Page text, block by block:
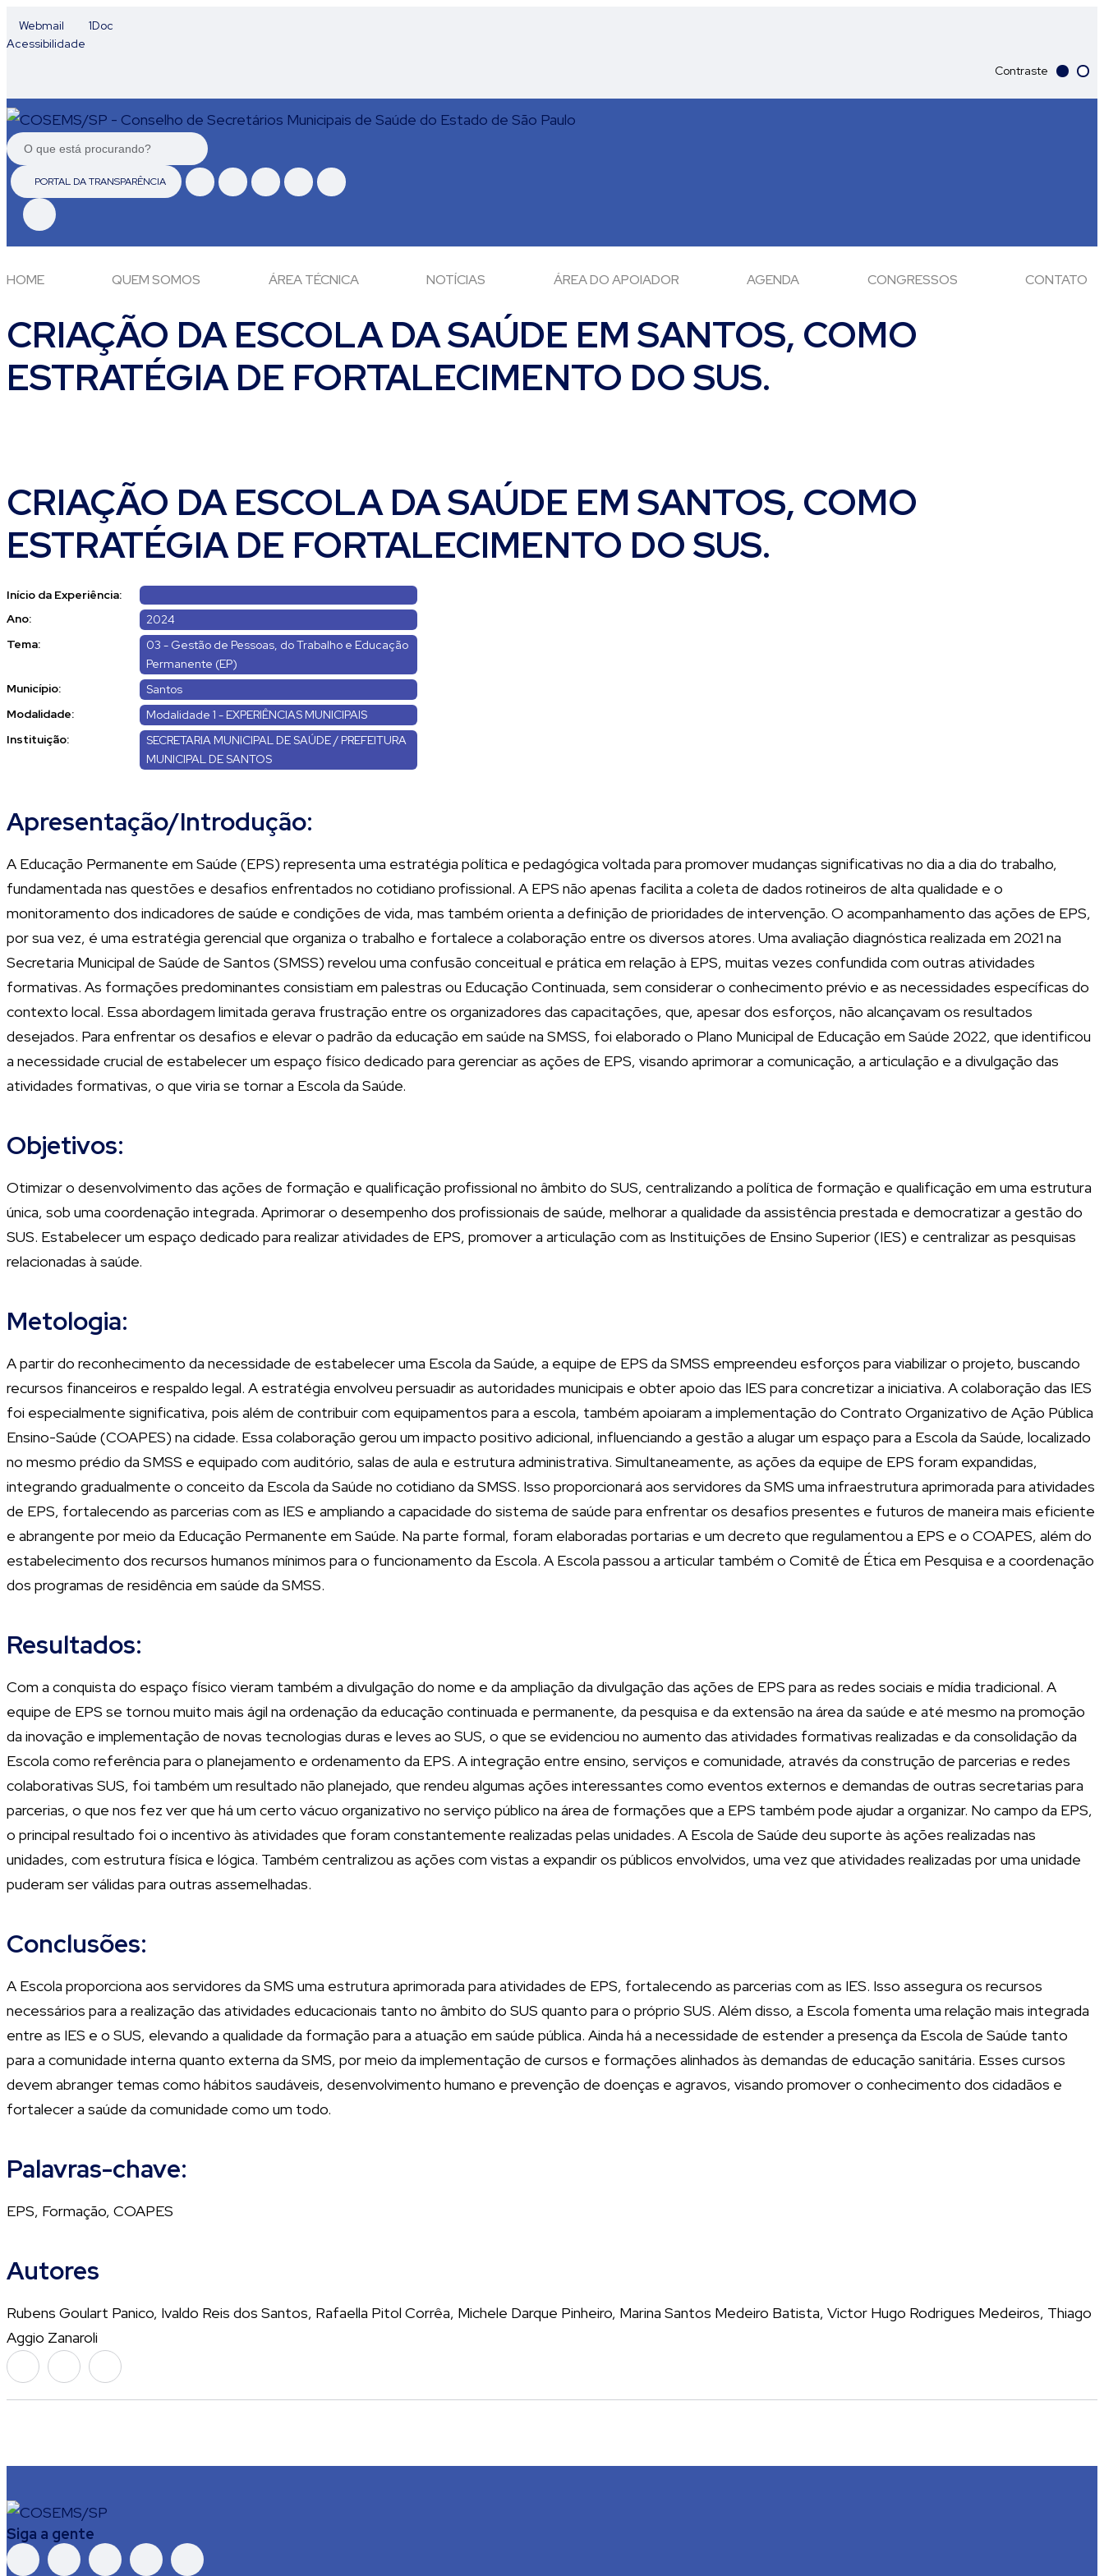
Webmail
1Doc
Acessibilidade
Contraste
PORTAL DA TRANSPARÊNCIA
HOME QUEM SOMOS ÁREA TÉCNICA NOTÍCIAS ÁREA DO APOIADOR AGENDA CONGRESSOS CONTATO
CRIAÇÃO DA ESCOLA DA SAÚDE EM SANTOS, COMO
ESTRATÉGIA DE FORTALECIMENTO DO SUS.
CRIAÇÃO DA ESCOLA DA SAÚDE EM SANTOS, COMO
ESTRATÉGIA DE FORTALECIMENTO DO SUS.
Início da Experiência:
Ano:
2024
Tema:
03 - Gestão de Pessoas, do Trabalho e Educação
Permanente (EP)
Município:
Santos
Modalidade:
Modalidade 1 - EXPERIÊNCIAS MUNICIPAIS
Instituição:
SECRETARIA MUNICIPAL DE SAÚDE / PREFEITURA
MUNICIPAL DE SANTOS
Apresentação/Introdução:
A Educação Permanente em Saúde (EPS) representa uma estratégia política e pedagógica voltada para promover mudanças significativas no dia a dia do trabalho,
fundamentada nas questões e desafios enfrentados no cotidiano profissional. A EPS não apenas facilita a coleta de dados rotineiros de alta qualidade e o
monitoramento dos indicadores de saúde e condições de vida, mas também orienta a definição de prioridades de intervenção. O acompanhamento das ações de EPS,
por sua vez, é uma estratégia gerencial que organiza o trabalho e fortalece a colaboração entre os diversos atores. Uma avaliação diagnóstica realizada em 2021 na
Secretaria Municipal de Saúde de Santos (SMSS) revelou uma confusão conceitual e prática em relação à EPS, muitas vezes confundida com outras atividades
formativas. As formações predominantes consistiam em palestras ou Educação Continuada, sem considerar o conhecimento prévio e as necessidades específicas do
contexto local. Essa abordagem limitada gerava frustração entre os organizadores das capacitações, que, apesar dos esforços, não alcançavam os resultados
desejados. Para enfrentar os desafios e elevar o padrão da educação em saúde na SMSS, foi elaborado o Plano Municipal de Educação em Saúde 2022, que identificou
a necessidade crucial de estabelecer um espaço físico dedicado para gerenciar as ações de EPS, visando aprimorar a comunicação, a articulação e a divulgação das
atividades formativas, o que viria se tornar a Escola da Saúde.
Objetivos:
Otimizar o desenvolvimento das ações de formação e qualificação profissional no âmbito do SUS, centralizando a política de formação e qualificação em uma estrutura
única, sob uma coordenação integrada. Aprimorar o desempenho dos profissionais de saúde, melhorar a qualidade da assistência prestada e democratizar a gestão do
SUS. Estabelecer um espaço dedicado para realizar atividades de EPS, promover a articulação com as Instituições de Ensino Superior (IES) e centralizar as pesquisas
relacionadas à saúde.
Metologia:
A partir do reconhecimento da necessidade de estabelecer uma Escola da Saúde, a equipe de EPS da SMSS empreendeu esforços para viabilizar o projeto, buscando
recursos financeiros e respaldo legal. A estratégia envolveu persuadir as autoridades municipais e obter apoio das IES para concretizar a iniciativa. A colaboração das IES
foi especialmente significativa, pois além de contribuir com equipamentos para a escola, também apoiaram a implementação do Contrato Organizativo de Ação Pública
Ensino-Saúde (COAPES) na cidade. Essa colaboração gerou um impacto positivo adicional, influenciando a gestão a alugar um espaço para a Escola da Saúde, localizado
no mesmo prédio da SMSS e equipado com auditório, salas de aula e estrutura administrativa. Simultaneamente, as ações da equipe de EPS foram expandidas,
integrando gradualmente o conceito da Escola da Saúde no cotidiano da SMSS. Isso proporcionará aos servidores da SMS uma infraestrutura aprimorada para atividades
de EPS, fortalecendo as parcerias com as IES e ampliando a capacidade do sistema de saúde para enfrentar os desafios presentes e futuros de maneira mais eficiente
e abrangente por meio da Educação Permanente em Saúde. Na parte formal, foram elaboradas portarias e um decreto que regulamentou a EPS e o COAPES, além do
estabelecimento dos recursos humanos mínimos para o funcionamento da Escola. A Escola passou a articular também o Comitê de Ética em Pesquisa e a coordenação
dos programas de residência em saúde da SMSS.
Resultados:
Com a conquista do espaço físico vieram também a divulgação do nome e da ampliação da divulgação das ações de EPS para as redes sociais e mídia tradicional. A
equipe de EPS se tornou muito mais ágil na ordenação da educação continuada e permanente, da pesquisa e da extensão na área da saúde e até mesmo na promoção
da inovação e implementação de novas tecnologias duras e leves ao SUS, o que se evidenciou no aumento das atividades formativas realizadas e da consolidação da
Escola como referência para o planejamento e ordenamento da EPS. A integração entre ensino, serviços e comunidade, através da construção de parcerias e redes
colaborativas SUS, foi também um resultado não planejado, que rendeu algumas ações interessantes como eventos externos e demandas de outras secretarias para
parcerias, o que nos fez ver que há um certo vácuo organizativo no serviço público na área de formações que a EPS também pode ajudar a organizar. No campo da EPS,
o principal resultado foi o incentivo às atividades que foram constantemente realizadas pelas unidades. A Escola de Saúde deu suporte às ações realizadas nas
unidades, com estrutura física e lógica. Também centralizou as ações com vistas a expandir os públicos envolvidos, uma vez que atividades realizadas por uma unidade
puderam ser válidas para outras assemelhadas.
Conclusões:
A Escola proporciona aos servidores da SMS uma estrutura aprimorada para atividades de EPS, fortalecendo as parcerias com as IES. Isso assegura os recursos
necessários para a realização das atividades educacionais tanto no âmbito do SUS quanto para o próprio SUS. Além disso, a Escola fomenta uma relação mais integrada
entre as IES e o SUS, elevando a qualidade da formação para a atuação em saúde pública. Ainda há a necessidade de estender a presença da Escola de Saúde tanto
para a comunidade interna quanto externa da SMS, por meio da implementação de cursos e formações alinhados às demandas de educação sanitária. Esses cursos
devem abranger temas como hábitos saudáveis, desenvolvimento humano e prevenção de doenças e agravos, visando promover o conhecimento dos cidadãos e
fortalecer a saúde da comunidade como um todo.
Palavras-chave:
EPS, Formação, COAPES
Autores
Rubens Goulart Panico, Ivaldo Reis dos Santos, Rafaella Pitol Corrêa, Michele Darque Pinheiro, Marina Santos Medeiro Batista, Victor Hugo Rodrigues Medeiros, Thiago
Aggio Zanaroli
Siga a gente